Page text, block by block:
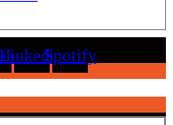
LinkedinSpotify